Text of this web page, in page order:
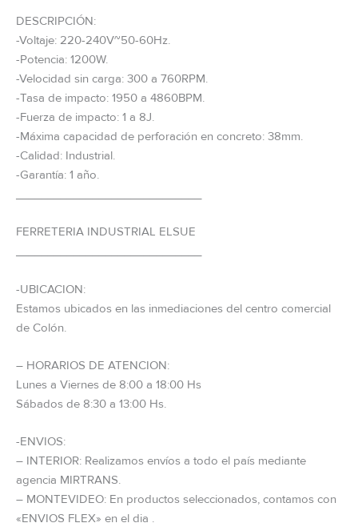
DESCRIPCIÓN:
-Voltaje: 220-240V~50-60Hz.
-Potencia: 1200W.
-Velocidad sin carga: 300 a 760RPM.
-Tasa de impacto: 1950 a 4860BPM.
-Fuerza de impacto: 1 a 8J.
-Máxima capacidad de perforación en concreto: 38mm.
-Calidad: Industrial.
-Garantía: 1 año.
FERRETERIA INDUSTRIAL ELSUE
-UBICACION:
Estamos ubicados en las inmediaciones del centro comercial
de Colón.
– HORARIOS DE ATENCION:
Lunes a Viernes de 8:00 a 18:00 Hs
Sábados de 8:30 a 13:00 Hs.
-ENVIOS:
– INTERIOR: Realizamos envíos a todo el país mediante
agencia MIRTRANS.
– MONTEVIDEO: En productos seleccionados, contamos con
«ENVIOS FLEX» en el dia .